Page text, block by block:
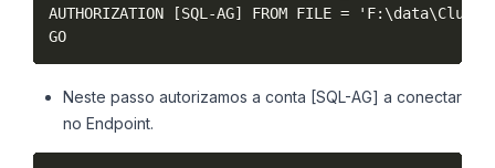
AUTHORIZATION [SQL-AG] FROM FILE =
GO
Neste passo autorizamos a conta [SQL-AG] a conectar
no Endpoint.